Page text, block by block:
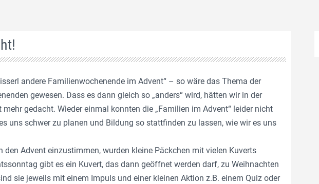
andere Familienwochenende im Advent“ – so wäre das Thema der
gewesen. Dass es dann gleich so „anders“ wird, hätten wir in der
gedacht. Wieder einmal konnten die „Familien im Advent“ leider nicht
uns schwer zu planen und Bildung so stattfinden zu lassen, wie wir es uns
den Advent einzustimmen, wurden kleine Päckchen mit vielen Kuverts
gibt es ein Kuvert, das dann geöffnet werden darf, zu Weihnachten
sie jeweils mit einem Impuls und einer kleinen Aktion z.B. einem Quiz oder